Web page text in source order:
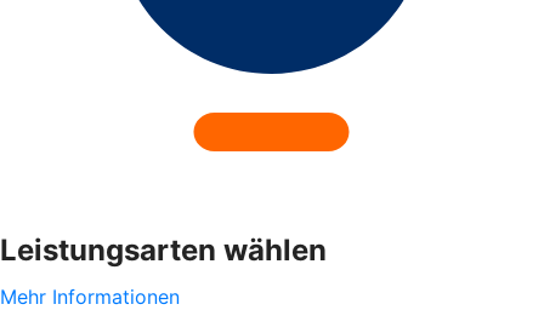
Leistungsarten wählen
Mehr Informationen